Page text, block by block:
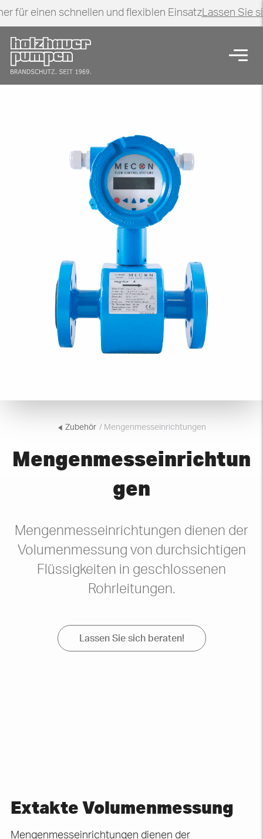
für einen schnellen und flexiblen EinsatzLassen Sie
Zurück zur Startseite
Zubehör / Mengenmesseinrichtungen
Mengenmesseinrichtun
gen
Mengenmesseinrichtungen dienen der
Volumenmessung von durchsichtigen
Flüssigkeiten in geschlossenen
Rohrleitungen.
Lassen Sie sich beraten!
Extakte Volumenmessung
Mengenmesseinrichtungen dienen der